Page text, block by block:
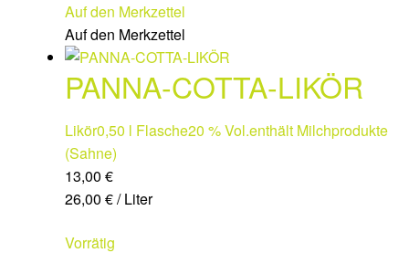
Auf den Merkzettel
Auf den Merkzettel
PANNA-COTTA-LIKÖR
Likör0,50 l Flasche20 % Vol.enthält Milchprodukte
(Sahne)
13,00 €
26,00 €/Liter
Vorrätig